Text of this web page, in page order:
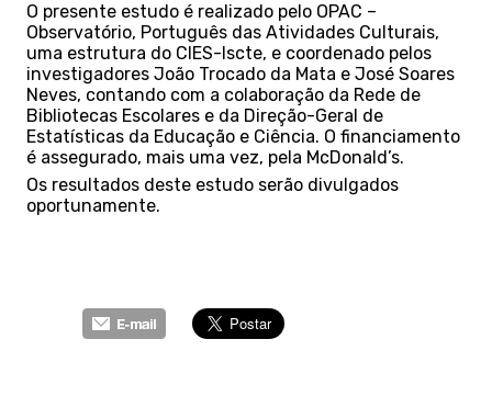
O presente estudo é realizado pelo OPAC –
Observatório, Português das Atividades Culturais,
uma estrutura do CIES-Iscte, e coordenado pelos
investigadores João Trocado da Mata e José Soares
Neves, contando com a colaboração da Rede de
Bibliotecas Escolares e da Direção-Geral de
Estatísticas da Educação e Ciência. O financiamento
é assegurado, mais uma vez, pela McDonald’s.
Os resultados deste estudo serão divulgados
oportunamente.